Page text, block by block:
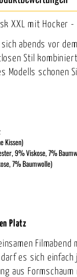
XXL mit Hocker
sich abends vor
Stil
schonen
Kissen)
9% Viskose, 7%
7% Baumwolle)
Platz
es sich
aus